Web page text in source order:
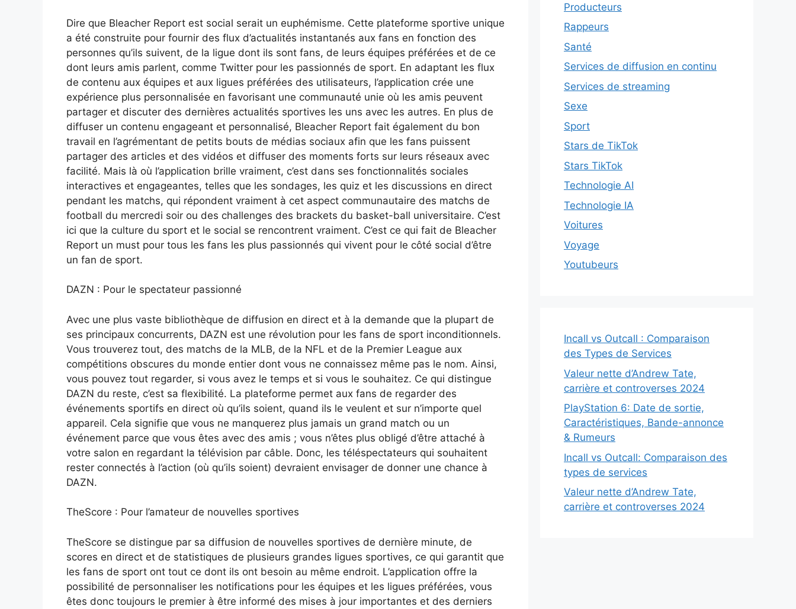
Dire que Bleacher Report est social serait un euphémisme. Cette plateforme sportive unique
a été construite pour fournir des flux d’actualités instantanés aux fans en fonction des
personnes qu’ils suivent, de la ligue dont ils sont fans, de leurs équipes préférées et de ce
dont leurs amis parlent, comme Twitter pour les passionnés de sport. En adaptant les flux
de contenu aux équipes et aux ligues préférées des utilisateurs, l’application crée une
expérience plus personnalisée en favorisant une communauté unie où les amis peuvent
partager et discuter des dernières actualités sportives les uns avec les autres. En plus de
diffuser un contenu engageant et personnalisé, Bleacher Report fait également du bon
travail en l’agrémentant de petits bouts de médias sociaux afin que les fans puissent
partager des articles et des vidéos et diffuser des moments forts sur leurs réseaux avec
facilité. Mais là où l’application brille vraiment, c’est dans ses fonctionnalités sociales
interactives et engageantes, telles que les sondages, les quiz et les discussions en direct
pendant les matchs, qui répondent vraiment à cet aspect communautaire des matchs de
football du mercredi soir ou des challenges des brackets du basket-ball universitaire. C’est
ici que la culture du sport et le social se rencontrent vraiment. C’est ce qui fait de Bleacher
Report un must pour tous les fans les plus passionnés qui vivent pour le côté social d’être
un fan de sport.
DAZN : Pour le spectateur passionné
Avec une plus vaste bibliothèque de diffusion en direct et à la demande que la plupart de
ses principaux concurrents, DAZN est une révolution pour les fans de sport inconditionnels.
Vous trouverez tout, des matchs de la MLB, de la NFL et de la Premier League aux
compétitions obscures du monde entier dont vous ne connaissez même pas le nom. Ainsi,
vous pouvez tout regarder, si vous avez le temps et si vous le souhaitez. Ce qui distingue
DAZN du reste, c’est sa flexibilité. La plateforme permet aux fans de regarder des
événements sportifs en direct où qu’ils soient, quand ils le veulent et sur n’importe quel
appareil. Cela signifie que vous ne manquerez plus jamais un grand match ou un
événement parce que vous êtes avec des amis ; vous n’êtes plus obligé d’être attaché à
votre salon en regardant la télévision par câble. Donc, les téléspectateurs qui souhaitent
rester connectés à l’action (où qu’ils soient) devraient envisager de donner une chance à
DAZN.
TheScore : Pour l’amateur de nouvelles sportives
TheScore se distingue par sa diffusion de nouvelles sportives de dernière minute, de
scores en direct et de statistiques de plusieurs grandes ligues sportives, ce qui garantit que
les fans de sport ont tout ce dont ils ont besoin au même endroit. L’application offre la
possibilité de personnaliser les notifications pour les équipes et les ligues préférées, vous
êtes donc toujours le premier à être informé des mises à jour importantes et des derniers
Producteurs
Rappeurs
Santé
Services de diffusion en continu
Services de streaming
Sexe
Sport
Stars de TikTok
Stars TikTok
Technologie AI
Technologie IA
Voitures
Voyage
Youtubeurs
Incall vs Outcall : Comparaison
des Types de Services
Valeur nette d’Andrew Tate,
carrière et controverses 2024
PlayStation 6: Date de sortie,
Caractéristiques, Bande-annonce
& Rumeurs
Incall vs Outcall: Comparaison des
types de services
Valeur nette d’Andrew Tate,
carrière et controverses 2024